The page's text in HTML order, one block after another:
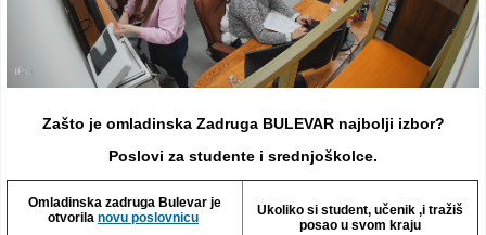
Kontakt
Lokacija
Zašto je omladinska Zadruga BULEVAR najbolji izbor?
Poslovi za studente i srednjoškolce.
Omladinska zadruga Bulevar je
otvorila novu poslovnicu
Ukoliko si student, učenik ,i tražiš
posao u svom kraju